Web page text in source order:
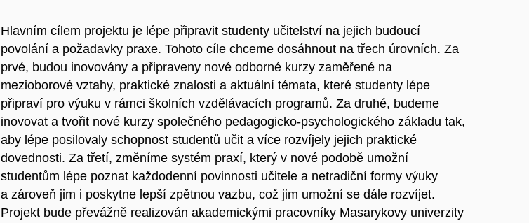
Hlavním cílem projektu je lépe připravit studenty učitelství na jejich budoucí
povolání a požadavky praxe. Tohoto cíle chceme dosáhnout na třech úrovních. Za
prvé, budou inovovány a připraveny nové odborné kurzy zaměřené na
mezioborové vztahy, praktické znalosti a aktuální témata, které studenty lépe
připraví pro výuku v rámci školních vzdělávacích programů. Za druhé, budeme
inovovat a tvořit nové kurzy společného pedagogicko-psychologického základu tak,
aby lépe posilovaly schopnost studentů učit a více rozvíjely jejich praktické
dovednosti. Za třetí, změníme systém praxí, který v nové podobě umožní
studentům lépe poznat každodenní povinnosti učitele a netradiční formy výuky
a zároveň jim i poskytne lepší zpětnou vazbu, což jim umožní se dále rozvíjet.
Projekt bude převážně realizován akademickými pracovníky Masarykovy univerzity